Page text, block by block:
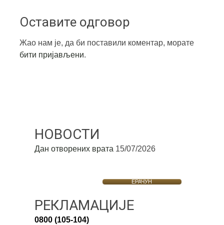
Оставите одговор
Жао нам је, да би поставили коментар, морате
бити пријављени.
НОВОСТИ
Дан отворених врата 15/07/2026
ЕРАЧУН
РЕКЛАМАЦИЈЕ
0800 (105-104)